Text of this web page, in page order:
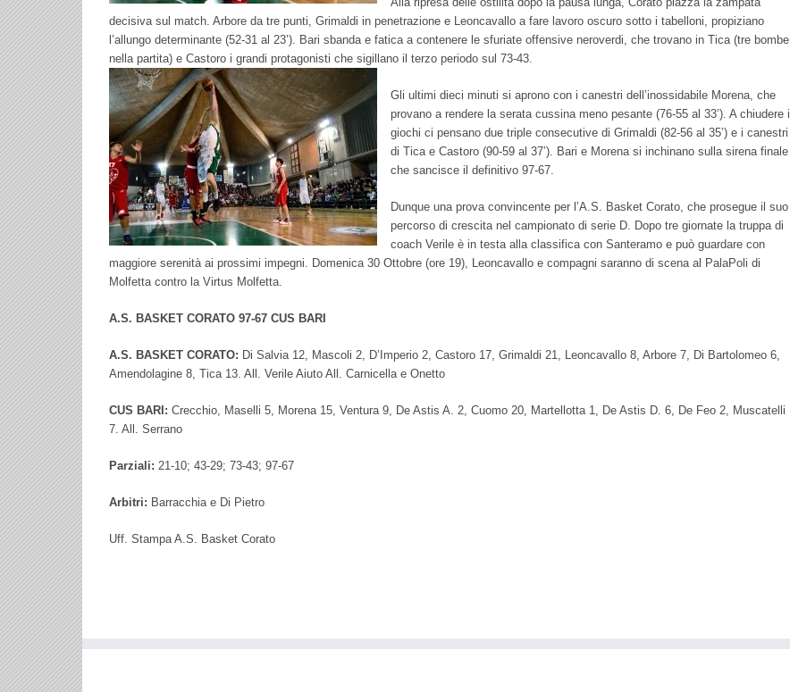
decisiva sul match. Arbore da tre punti, Grimaldi in penetrazione e Leoncavallo a fare lavoro oscuro sotto i tabelloni, propiziano
l’allungo determinante (52-31 al 23’). Bari sbanda e fatica a contenere le sfuriate offensive neroverdi, che trovano in Tica (tre bombe
nella partita) e Castoro i grandi protagonisti che sigillano il terzo periodo sul 73-43.
Gli ultimi dieci minuti si aprono con i canestri dell’inossidabile Morena, che
provano a rendere la serata cussina meno pesante (76-55 al 33’). A chiudere i
giochi ci pensano due triple consecutive di Grimaldi (82-56 al 35’) e i canestri
di Tica e Castoro (90-59 al 37’). Bari e Morena si inchinano sulla sirena finale
che sancisce il definitivo 97-67.
Dunque una prova convincente per l’A.S. Basket Corato, che prosegue il suo
percorso di crescita nel campionato di serie D. Dopo tre giornate la truppa di
coach Verile è in testa alla classifica con Santeramo e può guardare con
maggiore serenità ai prossimi impegni. Domenica 30 Ottobre (ore 19), Leoncavallo e compagni saranno di scena al PalaPoli di
Molfetta contro la Virtus Molfetta.
A.S. BASKET CORATO 97-67 CUS BARI
A.S. BASKET CORATO: Di Salvia 12, Mascoli 2, D’Imperio 2, Castoro 17, Grimaldi 21, Leoncavallo 8, Arbore 7, Di Bartolomeo 6,
Amendolagine 8, Tica 13. All. Verile Aiuto All. Carnicella e Onetto
CUS BARI: Crecchio, Maselli 5, Morena 15, Ventura 9, De Astis A. 2, Cuomo 20, Martellotta 1, De Astis D. 6, De Feo 2, Muscatelli
7. All. Serrano
Parziali: 21-10; 43-29; 73-43; 97-67
Arbitri: Barracchia e Di Pietro
Uff. Stampa A.S. Basket Corato